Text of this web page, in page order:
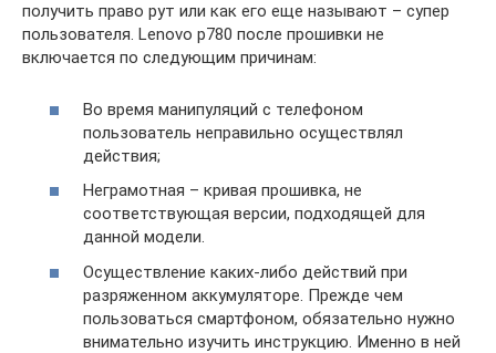
получить право рут или как его еще называют – супер
пользователя. Lenovo p780 после прошивки не
включается по следующим причинам:
Во время манипуляций с телефоном
пользователь неправильно осуществлял
действия;
Неграмотная – кривая прошивка, не
соответствующая версии, подходящей для
данной модели.
Осуществление каких-либо действий при
разряженном аккумуляторе. Прежде чем
пользоваться смартфоном, обязательно нужно
внимательно изучить инструкцию. Именно в ней